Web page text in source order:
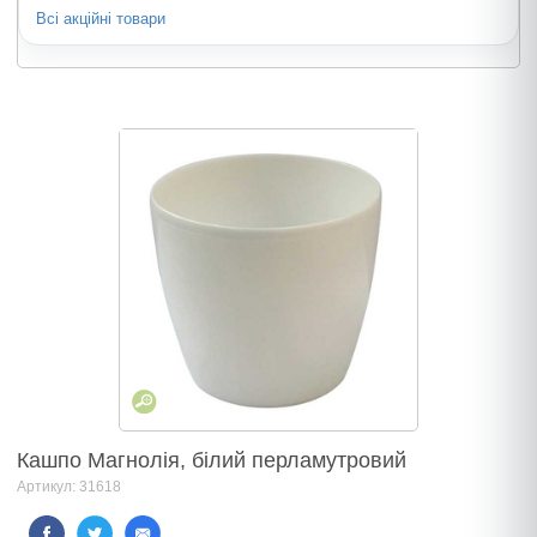
Всі акційні товари
Кашпо Магнолія, білий перламутровий
Артикул: 31618